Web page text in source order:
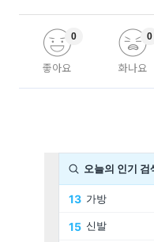
좋아요
0
화나요
0